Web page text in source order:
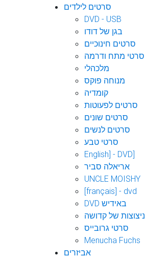
סרטים לילדים
DVD - USB
בגן של דודו
סרטים חינוכיים
סרטי מתח ודרמה
מלכהלי
מנוחה פוקס
קומדיה
סרטים לפעוטות
סרטים שונים
סרטים לנשים
סרטי טבע
English] - DVD]
אריאלה סביר
UNCLE MOISHY
[français] - dvd
DVD באידיש
ניצוצות של קדושה
סרטי גרובייס
Menucha Fuchs
אביזרים